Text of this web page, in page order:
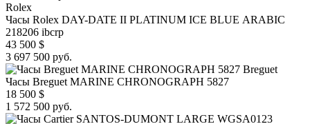
Rolex
Часы Rolex DAY-DATE II PLATINUM ICE BLUE ARABIC
218206 ibcrp
43 500 $
3 697 500 руб.
Breguet
Часы Breguet MARINE CHRONOGRAPH 5827
18 500 $
1 572 500 руб.